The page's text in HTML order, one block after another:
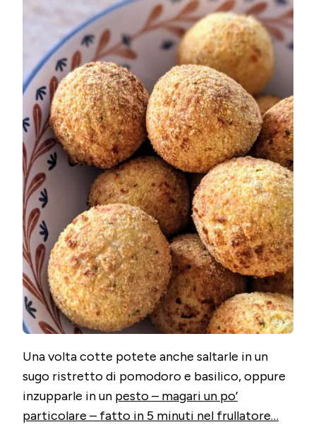
Una volta cotte potete anche saltarle in un
sugo ristretto di pomodoro e basilico, oppure
inzupparle in un pesto – magari un po’
particolare – fatto in 5 minuti nel frullatore…